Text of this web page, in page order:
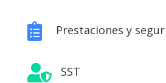
 Prestaciones y
 SST